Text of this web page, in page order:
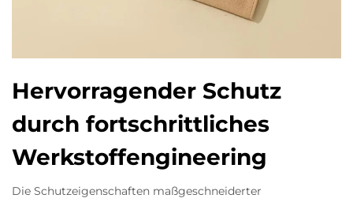
Hervorragender Schutz
durch fortschrittliches
Werkstoffengineering
Die Schutzeigenschaften maßgeschneiderter